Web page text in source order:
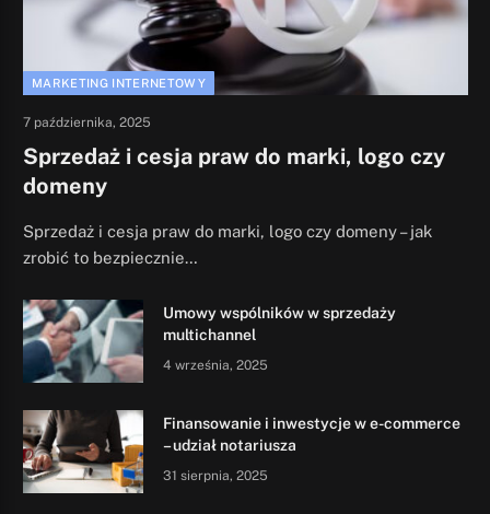
MARKETING INTERNETOWY
7 października, 2025
Sprzedaż i cesja praw do marki, logo czy
domeny
Sprzedaż i cesja praw do marki, logo czy domeny – jak
zrobić to bezpiecznie…
Umowy wspólników w sprzedaży
multichannel
4 września, 2025
Finansowanie i inwestycje w e-commerce
– udział notariusza
31 sierpnia, 2025